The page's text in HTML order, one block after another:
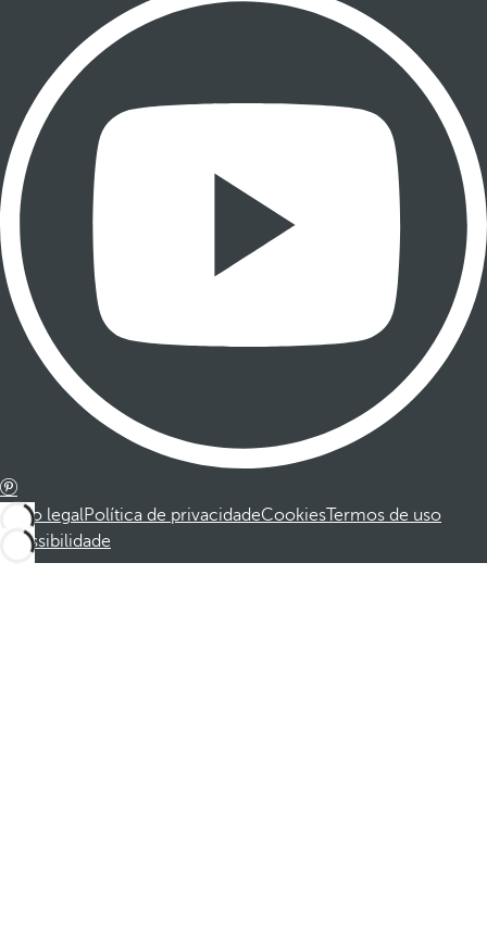
Aviso legalPolítica de privacidadeCookiesTermos de uso
Acessibilidade